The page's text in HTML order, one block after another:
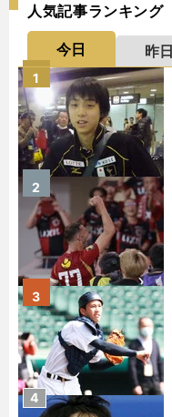
人気記事ランキング
今日 昨日
1
2
3
4